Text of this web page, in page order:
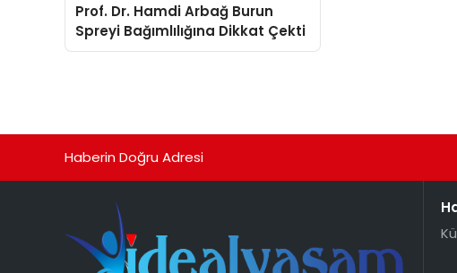
Prof. Dr. Hamdi Arbağ Burun
Spreyi Bağımlılığına Dikkat Çekti
Haberin Doğru Adresi